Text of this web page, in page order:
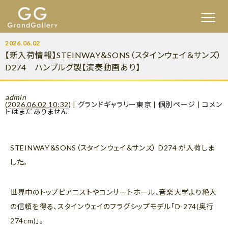
2026.06.02
【新入荷情報】STEINWAY＆SONS（スタインウェイ＆サンズ）
D274 ハンブルグ製【演奏動画あり】
admin
(2026.06.02 10:32) | グランドギャラリー東京 | 個別ページ |コメン
トはまだありません
STEINWAY＆SONS（スタインウェイ＆サンズ） D274 が入荷しま
した。
世界中のトップピアニストやコンサートホール、音楽大学より絶大
の信頼を得る、スタインウェイのフラグシップモデル「D-274(奥行
274cm)」。